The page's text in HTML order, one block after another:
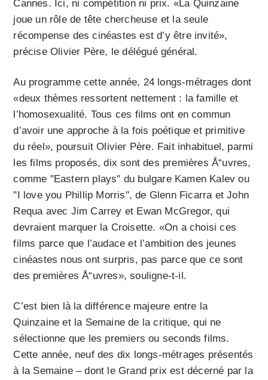
Cannes. Ici, ni compétition ni prix. «La Quinzaine
joue un rôle de tête chercheuse et la seule
récompense des cinéastes est d’y être invité»,
précise Olivier Père, le délégué général.
Au programme cette année, 24 longs-métrages dont
«deux thèmes ressortent nettement : la famille et
l’homosexualité. Tous ces films ont en commun
d’avoir une approche à la fois poétique et primitive
du réel», poursuit Olivier Père. Fait inhabituel, parmi
les films proposés, dix sont des premières Å“uvres,
comme "Eastern plays" du bulgare Kamen Kalev ou
"I love you Phillip Morris", de Glenn Ficarra et John
Requa avec Jim Carrey et Ewan McGregor, qui
devraient marquer la Croisette. «On a choisi ces
films parce que l’audace et l’ambition des jeunes
cinéastes nous ont surpris, pas parce que ce sont
des premières Å“uvres», souligne-t-il.
C’est bien là la différence majeure entre la
Quinzaine et la Semaine de la critique, qui ne
sélectionne que les premiers ou seconds films.
Cette année, neuf des dix longs-métrages présentés
à la Semaine – dont le Grand prix est décerné par la